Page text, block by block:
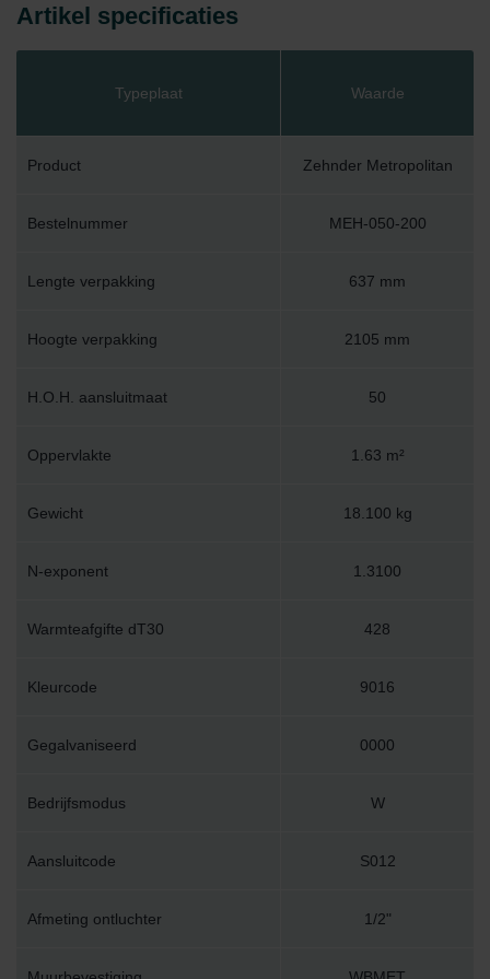
Artikel specificaties
Typeplaat Waarde
Product Zehnder Metropolitan
Bestelnummer MEH-050-200
Lengte verpakking 637 mm
Hoogte verpakking 2105 mm
H.O.H. aansluitmaat 50
Oppervlakte 1.63 m²
Gewicht 18.100 kg
N-exponent 1.3100
Warmteafgifte dT30 428
Kleurcode 9016
Gegalvaniseerd 0000
Bedrijfsmodus W
Aansluitcode S012
Afmeting ontluchter 1/2"